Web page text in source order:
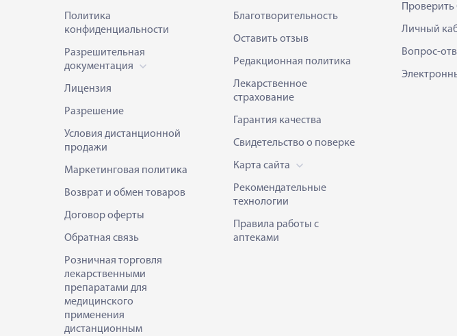
Политика
конфиденциальности
Разрешительная
документация
Лицензия
Разрешение
Условия дистанционной
продажи
Маркетинговая политика
Возврат и обмен товаров
Договор оферты
Обратная связь
Розничная торговля
лекарственными
препаратами для
медицинского
применения
дистанционным
Благотворительность
Оставить отзыв
Редакционная политика
Лекарственное
страхование
Гарантия качества
Свидетельство о поверке
Карта сайта
Рекомендательные
технологии
Правила работы с
аптеками
Проверить
Личный
Вопрос-